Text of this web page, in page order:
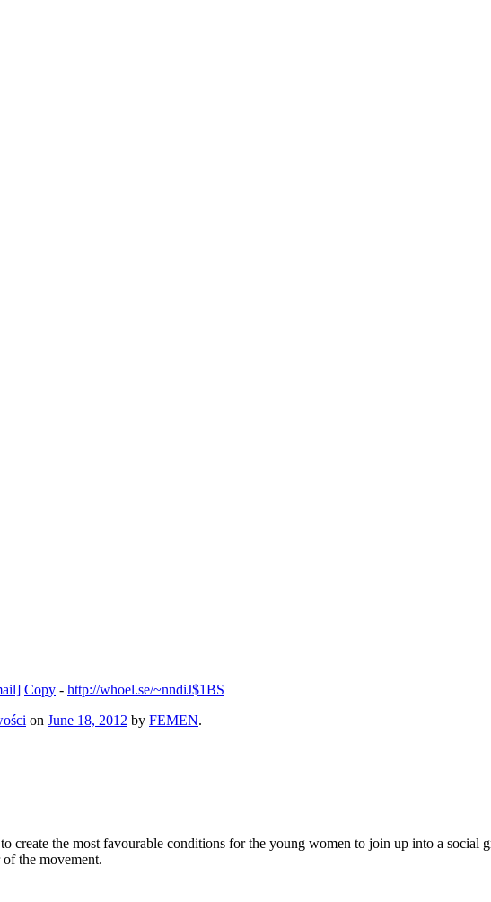
Copy - http://whoel.se/~nndiJ$1BS
on June 18, 2012 by FEMEN.
create the most favourable conditions for the young women to join up into a social
the movement.